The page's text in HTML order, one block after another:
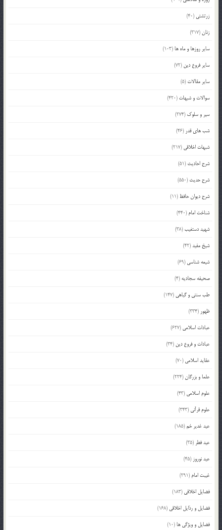
زرتشتی (40)
زنان(317)
سایر روزها و ماه ها (103)
سایر فروع دین (72)
سایر مقالات (5)
سوالات و شبهات (420)
سیر و سلوک (274)
شب های قدر (46)
شبهات اخلاقی (217)
شرح احادیث (51)
شرح حدیث (550)
شرح دیوان حافظ (11)
شناخت امام (440)
شهید دستغیب(38)
شیخ مفید(42)
شیعه شناسی (69)
صحیفه سجادیه (4)
طب سنتی و گیاهی (147)
ظهور (334)
عبادات اسلامی (627)
عبادات و فروع دین (34)
عقاید اسلامی (70)
علما و بزرگان(224)
علوم اسلامی (43)
علوم قرآنی (343)
عید غدیر خم(185)
عید فطر (35)
عید نوروز (45)
غیبت امام (291)
فضایل اخلاقی (183)
فضایل و رذایل اخلاقی (168)
فضایل و ویژگی ها (10)